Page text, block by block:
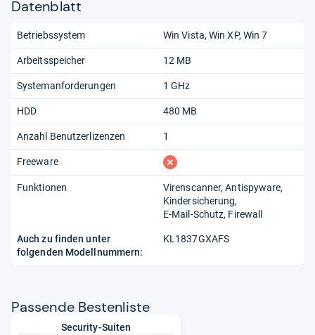
Datenblatt
Betriebssystem Win Vista Win XP Win 7
Arbeitsspeicher 12 MB
Systemanforderungen 1 GHz
HDD 480 MB
Anzahl Benutzerlizenzen 1
Freeware fehlt
Funktionen Virenscanner Antispyware
Kindersicherung
E-Mail-Schutz Firewall
Auch zu finden unter
folgenden Modellnummern:
KL1837GXAFS
Pas­sende Bes­ten­liste
Security-Suiten